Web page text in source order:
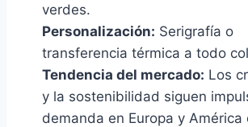
verdes.
Personalización: Serigrafía o
transferencia térmica a todo
Tendencia del mercado: Los
y la sostenibilidad siguen
demanda en Europa y América